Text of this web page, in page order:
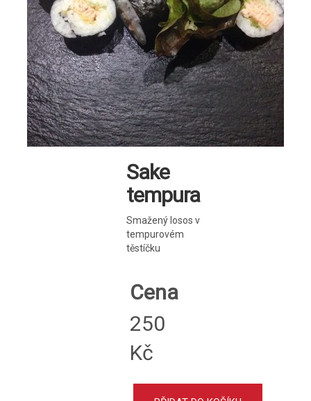
Sake
tempura
Smažený losos v
tempurovém
těstíčku
Cena
250
Kč